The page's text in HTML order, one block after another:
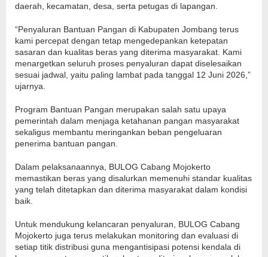
daerah, kecamatan, desa, serta petugas di lapangan.
“Penyaluran Bantuan Pangan di Kabupaten Jombang terus
kami percepat dengan tetap mengedepankan ketepatan
sasaran dan kualitas beras yang diterima masyarakat. Kami
menargetkan seluruh proses penyaluran dapat diselesaikan
sesuai jadwal, yaitu paling lambat pada tanggal 12 Juni 2026,”
ujarnya.
Program Bantuan Pangan merupakan salah satu upaya
pemerintah dalam menjaga ketahanan pangan masyarakat
sekaligus membantu meringankan beban pengeluaran
penerima bantuan pangan.
Dalam pelaksanaannya, BULOG Cabang Mojokerto
memastikan beras yang disalurkan memenuhi standar kualitas
yang telah ditetapkan dan diterima masyarakat dalam kondisi
baik.
Untuk mendukung kelancaran penyaluran, BULOG Cabang
Mojokerto juga terus melakukan monitoring dan evaluasi di
setiap titik distribusi guna mengantisipasi potensi kendala di